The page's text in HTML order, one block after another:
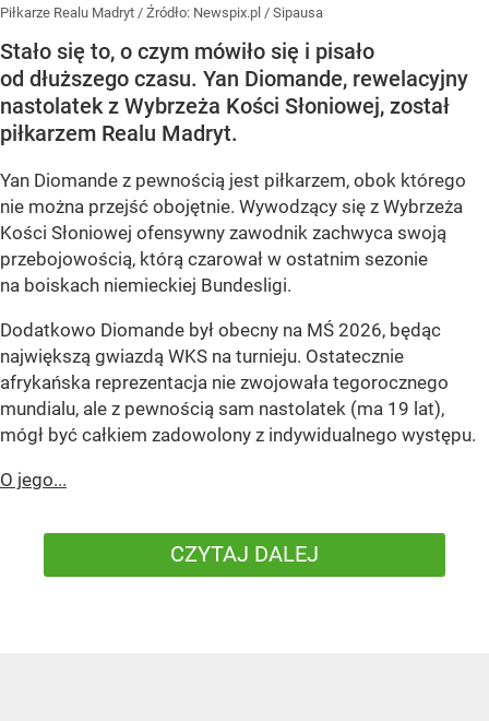
Piłkarze Realu Madryt / Źródło: Newspix.pl / Sipausa
Stało się to, o czym mówiło się i pisało
od dłuższego czasu. Yan Diomande, rewelacyjny
nastolatek z Wybrzeża Kości Słoniowej, został
piłkarzem Realu Madryt.
Yan Diomande z pewnością jest piłkarzem, obok którego
nie można przejść obojętnie. Wywodzący się z Wybrzeża
Kości Słoniowej ofensywny zawodnik zachwyca swoją
przebojowością, którą czarował w ostatnim sezonie
na boiskach niemieckiej Bundesligi.
Dodatkowo Diomande był obecny na MŚ 2026, będąc
największą gwiazdą WKS na turnieju. Ostatecznie
afrykańska reprezentacja nie zwojowała tegorocznego
mundialu, ale z pewnością sam nastolatek (ma 19 lat),
mógł być całkiem zadowolony z indywidualnego występu.
O jego...
CZYTAJ DALEJ